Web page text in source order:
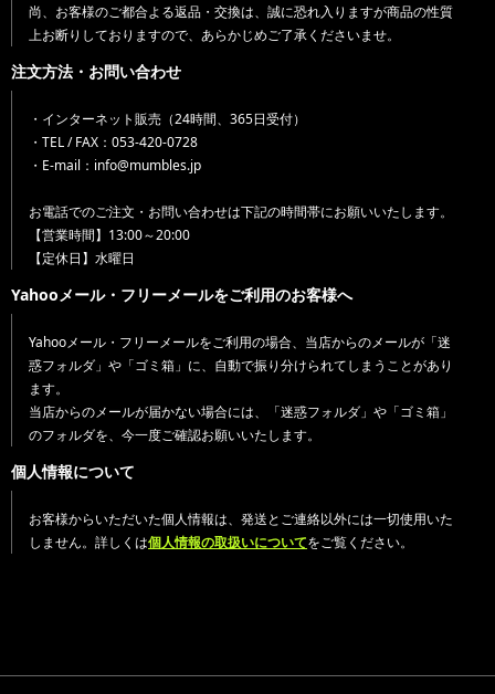
尚、お客様のご都合よる返品・交換は、誠に恐れ入りますが商品の性質
上お断りしておりますので、あらかじめご了承くださいませ。
注文方法・お問い合わせ
・インターネット販売（24時間、365日受付）
・TEL / FAX：053-420-0728
・E-mail：info@mumbles.jp
お電話でのご注文・お問い合わせは下記の時間帯にお願いいたします。
【営業時間】13:00～20:00
【定休日】水曜日
Yahooメール・フリーメールをご利用のお客様へ
Yahooメール・フリーメールをご利用の場合、当店からのメールが「迷
惑フォルダ」や「ゴミ箱」に、自動で振り分けられてしまうことがあり
ます。
当店からのメールが届かない場合には、「迷惑フォルダ」や「ゴミ箱」
のフォルダを、今一度ご確認お願いいたします。
個人情報について
お客様からいただいた個人情報は、発送とご連絡以外には一切使用いた
しません。詳しくは個人情報の取扱いについてをご覧ください。